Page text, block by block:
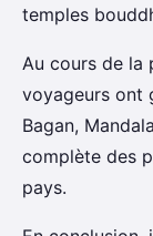
temples
Au cours de la
voyageurs ont
Bagan,
complète des
pays.